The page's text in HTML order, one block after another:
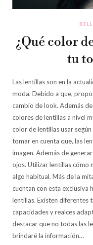
¿Qué color
tu
Las lentillas son en la
moda. Debido a que,
cambio de look. Además
colores de lentillas a nivel
color de lentillas usar
tomar en cuenta que, las
imagen. Además de
ojos. Utilizar lentillas cómo
algo habitual. Más de la
cuentan con esta exclusiva
lentillas. Existen diferentes
capacidades y realces
destacar que no todas las
brindaré la información…